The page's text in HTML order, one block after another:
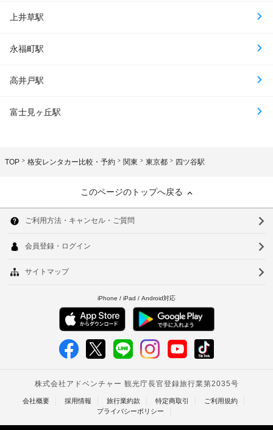
上井草駅
永福町駅
高井戸駅
富士見ヶ丘駅
TOP 格安レンタカー比較・予約 関東 東京都 四ツ谷駅
このページのトップへ戻る